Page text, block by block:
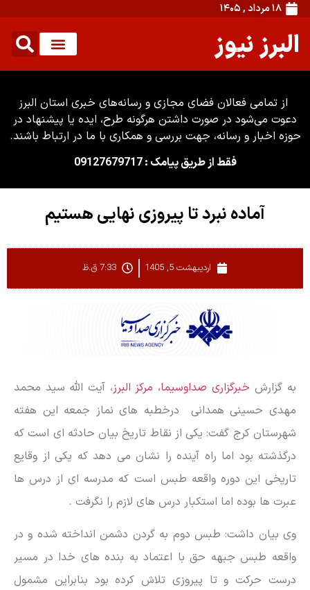
۱۸ مرداد , ۱۴۰۵
البرز نیوز
از تمامی فعالان فضای مجازی و رسانه‌های خبری استان البرز
دعوت می‌شود در صورت داشتن هرگونه طرح، ایده یا پیشنهاد در
حوزه اخبار و رسانه، جهت بررسی و همکاری با ما در ارتباط باشند.
فقط از طریق پیامک : 09127679717
آماده نبرد تا پیروزی نهایی هستیم
اردیبهشت 5, 1405 7:33 ق.ظ
به گزارش خبرگزاری صداوسیما، مرکز البرز، آیت الله سید محمد
مهدی حسینی همدانی درخطبه های نماز جمعه این هفته
شهرستان کرج گفت: یکی از نقاط تاریخ بیان حادثه ای است که
درگذشته بود اما راه آینده را نشان می دهد که یکی از وقایع
تاریخی این دوره واقعه طبس است که مدرسه ای از درس ها
عبرت ها بوده اما استکبار درس های لازم را نگرفت .
وی بیان داشت: طبس دوم به گردن دشمن انداخته شده و در
واقعه طبس جبهه حق با اعتماد به بنده های خدا در مسیر
درست حرکت و تا پیروزی تلاش کرده بود بنابراین مشمول